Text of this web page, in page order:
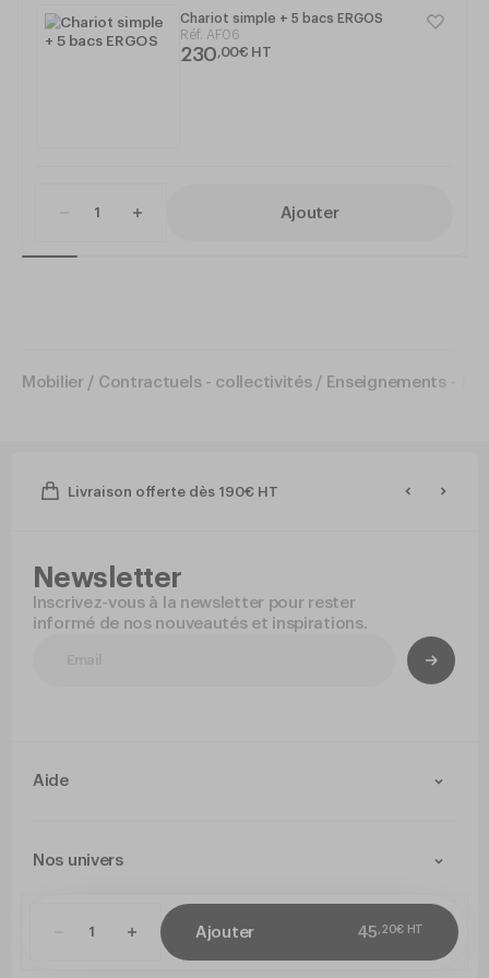
Ajouter 45,20€ HT
Chariot simple + 5 bacs ERGOS
Réf. AF06
230,00€ HT
Ajouter
Mobilier / Contractuels - collectivités / Enseignements -
Livraison offerte dès 190€ HT
Newsletter
Inscrivez-vous à la newsletter pour rester
informé de nos nouveautés et inspirations.
Aide
Livraison et retours
Nos univers
Politique de confidentialitéMentions légales Paramétrer mes